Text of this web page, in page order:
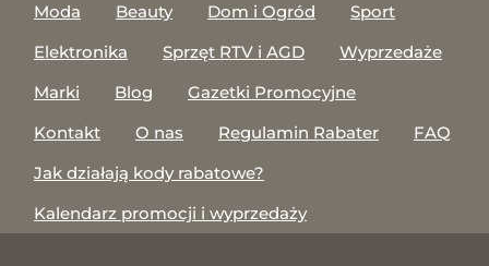
Moda Beauty Dom i Ogród
Sport
Elektronika
Sprzęt RTV i AGD
Wyprzedaże
Marki
Blog
Gazetki Promocyjne
Kontakt
O nas Regulamin Rabater
FAQ
Jak działają kody rabatowe?
Kalendarz promocji i wyprzedaży